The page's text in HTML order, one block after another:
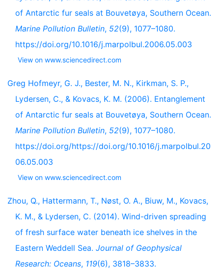
of Antarctic fur seals at Bouvetøya, Southern Ocean.
Marine Pollution Bulletin, 52(9), 1077–1080.
https://doi.org/10.1016/j.marpolbul.2006.05.003
View on www.sciencedirect.com
Greg Hofmeyr, G. J., Bester, M. N., Kirkman, S. P.,
Lydersen, C., & Kovacs, K. M. (2006). Entanglement
of Antarctic fur seals at Bouvetøya, Southern Ocean.
Marine Pollution Bulletin, 52(9), 1077–1080.
https://doi.org/https://doi.org/10.1016/j.marpolbul.20
06.05.003
View on www.sciencedirect.com
Zhou, Q., Hattermann, T., Nøst, O. A., Biuw, M., Kovacs,
K. M., & Lydersen, C. (2014). Wind-driven spreading
of fresh surface water beneath ice shelves in the
Eastern Weddell Sea. Journal of Geophysical
Research: Oceans, 119(6), 3818–3833.